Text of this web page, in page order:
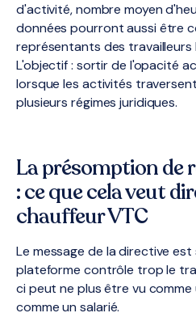
d'activité, nombre moyen
données pourront aussi être
représentants des travailleurs
L'objectif : sortir de l'opacité
lorsque les activités
plusieurs régimes juridiques.
La présomption de
: ce que cela veut
chauffeur VTC
Le message de la directive est
plateforme contrôle trop le
ci peut ne plus être vu
comme un salarié.